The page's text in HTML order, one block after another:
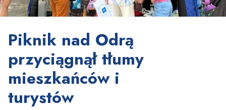
Piknik nad Odrą
przyciągnął tłumy
mieszkańców i
turystów